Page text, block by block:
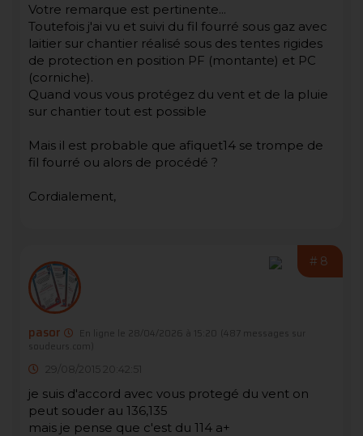
Votre remarque est pertinente...
Toutefois j'ai vu et suivi du fil fourré sous gaz avec
laitier sur chantier réalisé sous des tentes rigides
de protection en position PF (montante) et PC
(corniche).
Quand vous vous protégez du vent et de la pluie
sur chantier tout est possible
Mais il est probable que afiquet14 se trompe de
fil fourré ou alors de procédé ?
Cordialement,
#8
pasor En ligne le 28/04/2026 à 15:20
(487 messages sur
soudeurs.com)
29/08/2015 20:42:51
je suis d'accord avec vous protegé du vent on
peut souder au 136,135
mais je pense que c'est du 114 a+